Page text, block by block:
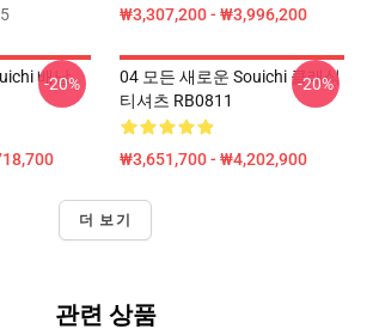
₩3,307,200 - ₩3,996,200
배낭
-20%
04 모든 새로운 Souichi 클래식
티셔츠 RB0811
₩3,651,700 - ₩4,202,900
-20%
더 보기
관련 상품